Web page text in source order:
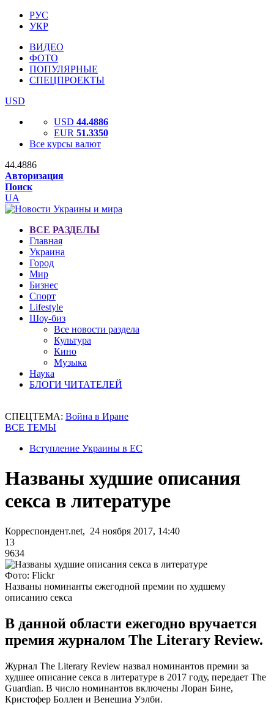
РУС
УКР
ВИДЕО
ФОТО
ПОПУЛЯРНЫЕ
СПЕЦПРОЕКТЫ
USD
USD 44.4886
EUR 51.3350
Все курсы валют
44.4886
Авторизация
Поиск
UA
ВСЕ РАЗДЕЛЫ
Главная
Украина
Город
Мир
Бизнес
Спорт
Lifestyle
Шоу-биз
Все новости раздела
Культура
Кино
Музыка
Наука
БЛОГИ ЧИТАТЕЛЕЙ
СПЕЦТЕМА: Война в Иране
ВСЕ ТЕМЫ
Вступление Украины в ЕС
Названы худшие описания
секса в литературе
Корреспондент.net, 24 ноября 2017, 14:40
13
9634
Фото: Flickr
Названы номинанты ежегодной премии по худшему
описанию секса
В данной области ежегодно вручается
премия журналом The Literary Review.
Журнал The Literary Review назвал номинантов премии за
худшее описание секса в литературе в 2017 году, передает The
Guardian. В число номинантов включены Лоран Бине,
Кристофер Боллен и Венешиа Уэлби.